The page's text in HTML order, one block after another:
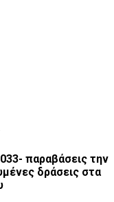
παραβάσεις την
δράσεις στα